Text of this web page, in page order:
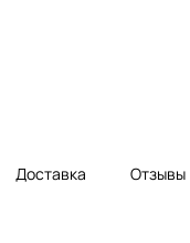
Доставка Отзывы